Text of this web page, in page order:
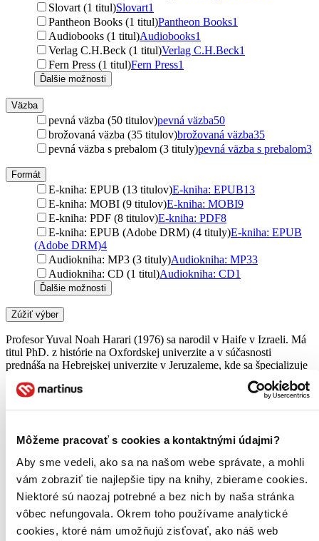
Môžeme pracovať s cookies a kontaktnými údajmi?
Aby sme vedeli, ako sa na našom webe správate, a mohli
vám zobraziť tie najlepšie tipy na knihy, zbierame cookies.
Niektoré sú naozaj potrebné a bez nich by naša stránka
vôbec nefungovala. Okrem toho používame analytické
cookies, ktoré nám umožňujú zisťovať, ako náš web
Slovart (1 titul)Slovart1
Pantheon Books (1 titul)Pantheon Books1
Audiobooks (1 titul)Audiobooks1
Verlag C.H.Beck (1 titul)Verlag C.H.Beck1
Fern Press (1 titul)Fern Press1
Ďalšie možnosti
Väzba
pevná väzba (50 titulov)pevná väzba50
brožovaná väzba (35 titulov)brožovaná väzba35
pevná väzba s prebalom (3 tituly)pevná väzba s prebalom3
Formát
E-kniha: EPUB (13 titulov)E-kniha: EPUB13
E-kniha: MOBI (9 titulov)E-kniha: MOBI9
E-kniha: PDF (8 titulov)E-kniha: PDF8
E-kniha: EPUB (Adobe DRM) (4 tituly)E-kniha: EPUB
(Adobe DRM)4
Audiokniha: MP3 (3 tituly)Audiokniha: MP33
Audiokniha: CD (1 titul)Audiokniha: CD1
Ďalšie možnosti
Zúžiť výber
Profesor Yuval Noah Harari (1976) sa narodil v Haife v Izraeli. Má
titul PhD. z histórie na Oxfordskej univerzite a v súčasnosti
prednáša na Hebrejskej univerzite v Jeruzaleme, kde sa špecializuje
na svetové dejiny. V rokoch 2009 a 2012 získal výročnú
Polonskyho cenu za kreativitu a originalitu v humanistických
Čítať viac
Zoradiť